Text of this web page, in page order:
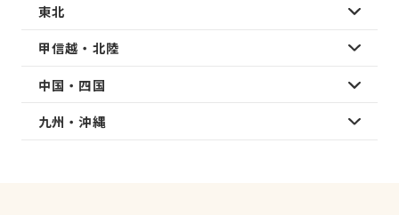
東北
甲信越・北陸
中国・四国
九州・沖縄